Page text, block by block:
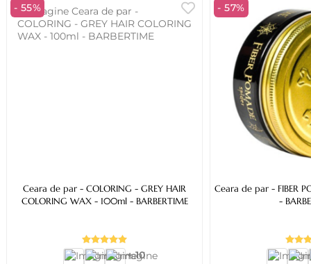
- 55%
Ceara de par - COLORING - GREY HAIR
COLORING WAX - 100ml - BARBERTIME
+ 10
- 57%
Ceara de par - FIBER
-